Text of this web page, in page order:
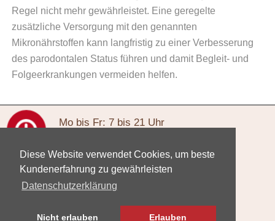
Diese Website verwendet Cookies, um beste
Kundenerfahrung zu gewährleisten
Datenschutzerklärung
Nicht erlauben Erlauben
Regel nicht mehr gewährleistet. Eine geregelte
zusätzliche Versorgung mit den genannten
Mikronährstoffen kann langfristig zu einer Verbesserung
des parodontalen Status führen und damit Begleit- und
Folgeerkrankungen vermeiden helfen.
Mobis Fr: 7 bis 21 Uhr
Pirmasenser Str. 60b
67655 Kaiserslautern